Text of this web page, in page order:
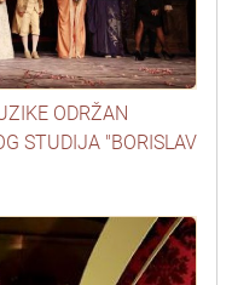
ODRŽAN
STUDIJA "BORISLAV